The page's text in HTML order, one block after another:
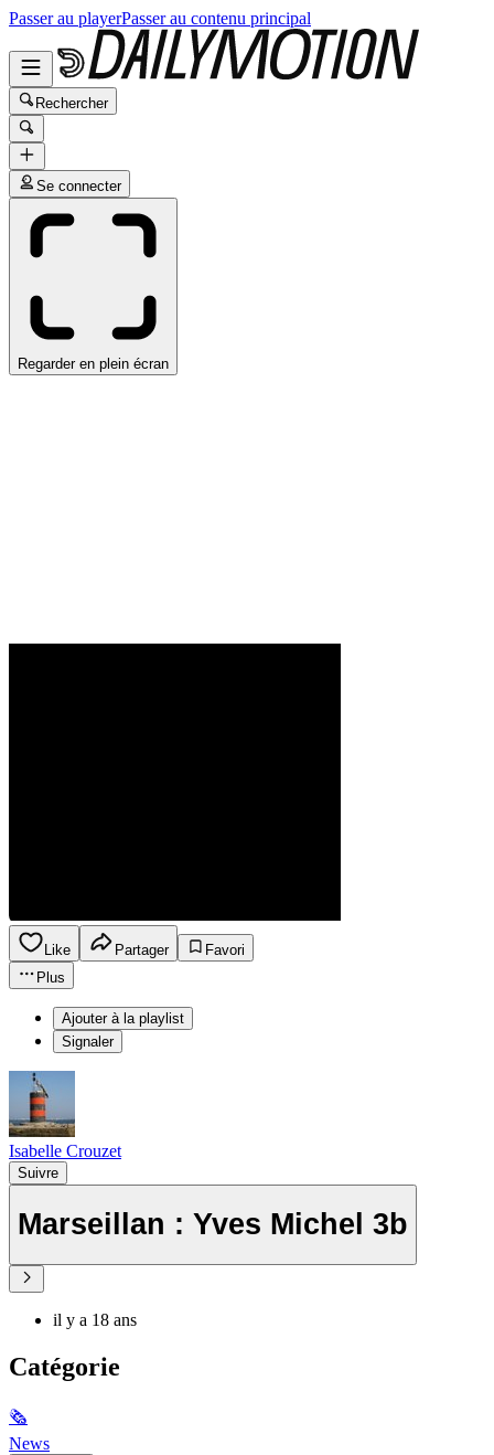
Passer au playerPasser au contenu principal
Rechercher
Se connecter
Regarder en plein écran
Like Partager
Favori
Plus
Ajouter à la playlist
Signaler
Isabelle Crouzet
Suivre
Marseillan : Yves Michel 3b
il y a 18 ans
Catégorie
🗞
News